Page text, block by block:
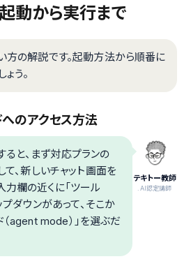
動から実行まで
方の解説です。起動方法から順番に
う。
のアクセス方法
テキトー教師
.AI認定講師
と、まず対応プランの
、新しいチャット画面を
力欄の近くに「ツール
プダウンがあって、そこか
（agent mode）」を選ぶだ